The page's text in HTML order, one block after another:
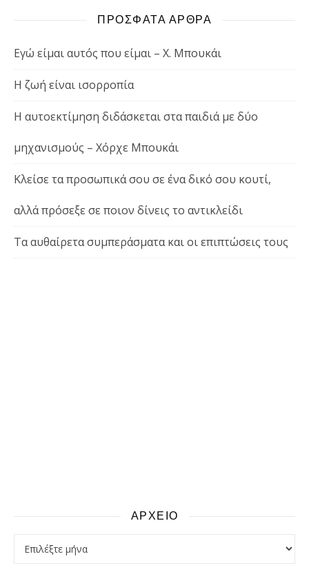
ΠΡΟΣΦΑΤΑ ΑΡΘΡΑ
Εγώ είμαι αυτός που είμαι – Χ. Μπουκάι
Η ζωή είναι ισορροπία
Η αυτοεκτίμηση διδάσκεται στα παιδιά με δύο
μηχανισμούς – Χόρχε Μπουκάι
Κλείσε τα προσωπικά σου σε ένα δικό σου κουτί,
αλλά πρόσεξε σε ποιον δίνεις το αντικλείδι
Τα αυθαίρετα συμπεράσματα και οι επιπτώσεις τους
ΑΡΧΕΙΟ